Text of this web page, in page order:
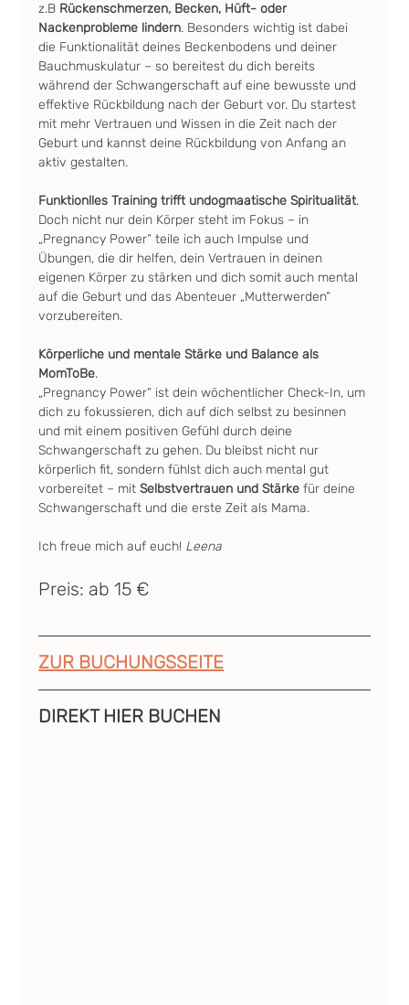
z.B Rückenschmerzen, Becken, Hüft- oder
Nackenprobleme lindern. Besonders wichtig ist dabei
die Funktionalität deines Beckenbodens und deiner
Bauchmuskulatur – so bereitest du dich bereits
während der Schwangerschaft auf eine bewusste und
effektive Rückbildung nach der Geburt vor. Du startest
mit mehr Vertrauen und Wissen in die Zeit nach der
Geburt und kannst deine Rückbildung von Anfang an
aktiv gestalten.
Funktionlles Training trifft undogmaatische Spiritualität.
Doch nicht nur dein Körper steht im Fokus – in
„Pregnancy Power“ teile ich auch Impulse und
Übungen, die dir helfen, dein Vertrauen in deinen
eigenen Körper zu stärken und dich somit auch mental
auf die Geburt und das Abenteuer „Mutterwerden“
vorzubereiten.
Körperliche und mentale Stärke und Balance als
MomToBe.
„Pregnancy Power“ ist dein wöchentlicher Check-In, um
dich zu fokussieren, dich auf dich selbst zu besinnen
und mit einem positiven Gefühl durch deine
Schwangerschaft zu gehen. Du bleibst nicht nur
körperlich fit, sondern fühlst dich auch mental gut
vorbereitet – mit Selbstvertrauen und Stärke für deine
Schwangerschaft und die erste Zeit als Mama.
Ich freue mich auf euch! Leena
Preis: ab 15 €
ZUR BUCHUNGSSEITE
DIREKT HIER BUCHEN